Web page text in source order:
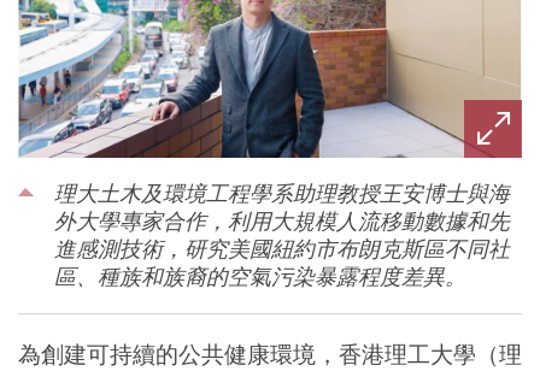
理大土木及環境工程學系助理教授王安博士與海
外大學專家合作，利用大規模人流移動數據和先
進感測技術，研究美國紐約市布朗克斯區不同社
區、種族和族裔的空氣污染暴露程度差異。
為創建可持續的公共健康環境，香港理工大學（理